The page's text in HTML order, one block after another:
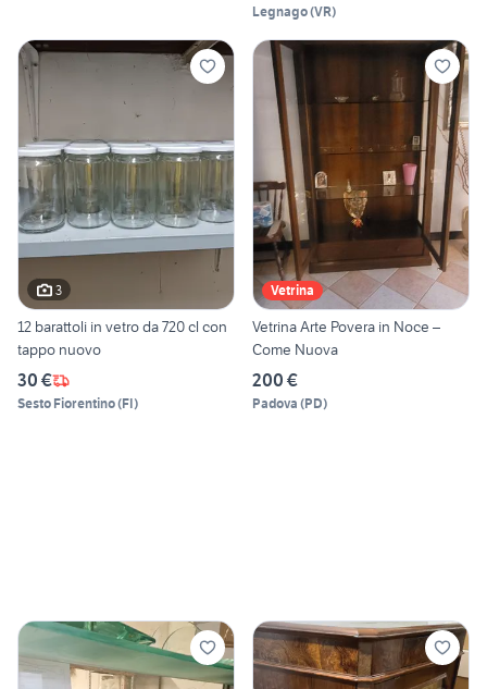
Legnago(VR)
3
12 barattoli in vetro da 720 cl con
tappo nuovo
30 €
Sesto Fiorentino(FI)
Vetrina
Vetrina Arte Povera in Noce –
Come Nuova
200 €
Padova (PD)